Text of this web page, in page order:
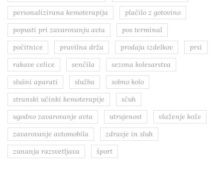
personalizirana kemoterapija
plačilo z gotovino
popusti pri zavarovanju avta
pos terminal
počitnice
pravilna drža prodaja izdelkov
prsi
rakave celice
senčila
sezona kolesarstva
slušni aparati
služba
sobno kolo
stranski učinki kemoterapije
sčuh
ugodno zavarovanje avta
utrujenost
vlaženje kože
zavarovanje avtomobila
zdravje in sluh
zunanja razsvetljava
šport